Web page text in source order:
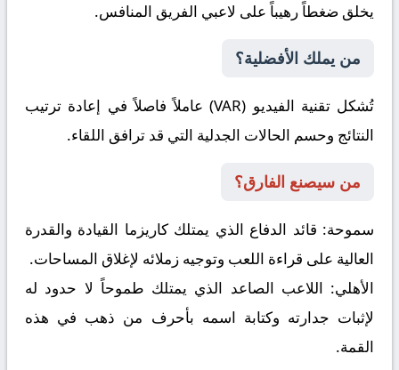
يخلق ضغطاً رهيباً على لاعبي الفريق المنافس.
من يملك الأفضلية؟
تُشكل تقنية الفيديو (VAR) عاملاً فاصلاً في إعادة ترتيب
النتائج وحسم الحالات الجدلية التي قد ترافق اللقاء.
من سيصنع الفارق؟
سموحة: قائد الدفاع الذي يمتلك كاريزما القيادة والقدرة
العالية على قراءة اللعب وتوجيه زملائه لإغلاق المساحات.
الأهلي: اللاعب الصاعد الذي يمتلك طموحاً لا حدود له
لإثبات جدارته وكتابة اسمه بأحرف من ذهب في هذه
القمة.